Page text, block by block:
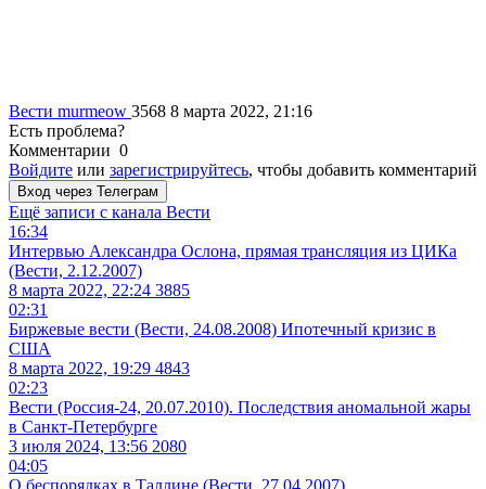
Вести murmeow 3568 8 марта 2022, 21:16
Есть проблема?
Комментарии 0
Войдите или зарегистрируйтесь, чтобы добавить комментарий
Вход через Телеграм
Ещё записи с канала Вести
16:34
Интервью Александра Ослона, прямая трансляция из ЦИКа
(Вести, 2.12.2007)
8 марта 2022, 22:24 3885
02:31
Биржевые вести (Вести, 24.08.2008) Ипотечный кризис в
США
8 марта 2022, 19:29 4843
02:23
Вести (Россия-24, 20.07.2010). Последствия аномальной жары
в Санкт-Петербурге
3 июля 2024, 13:56 2080
04:05
О беспорядках в Таллине (Вести, 27.04.2007)